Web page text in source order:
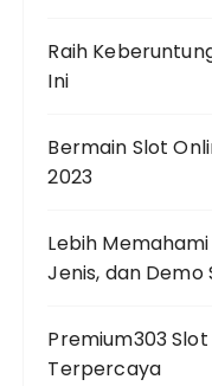
Raih
Ini
Bermain Slot
2023
Lebih
Jenis, dan Demo
Premium303
Terpercaya